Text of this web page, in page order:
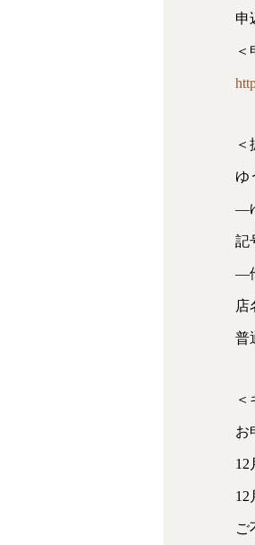
申
＜
＜
ゆ
—
記
—
普
お
12
12
ご